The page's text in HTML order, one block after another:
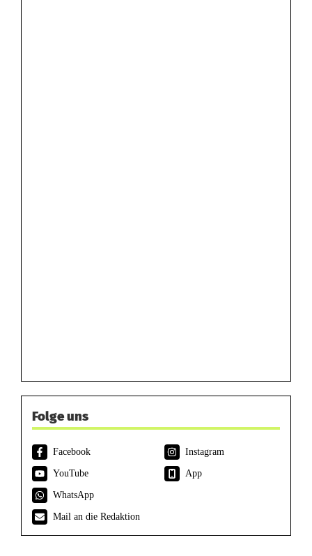
Folge uns
Facebook
Instagram
YouTube
App
WhatsApp
Mail an die Redaktion